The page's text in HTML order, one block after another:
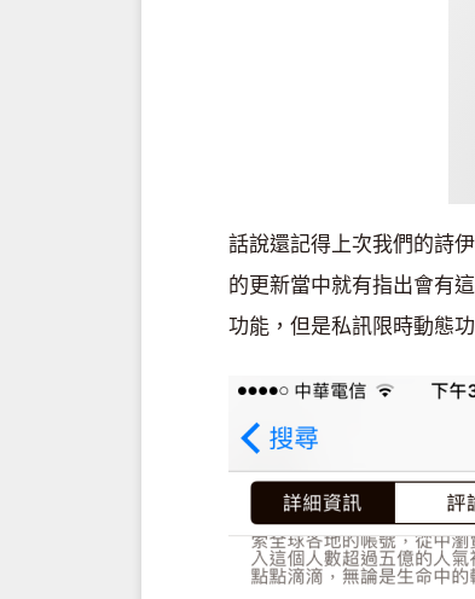
話說還記得上次我們的詩
的更新當中就有指出會有
功能，但是私訊限時動態